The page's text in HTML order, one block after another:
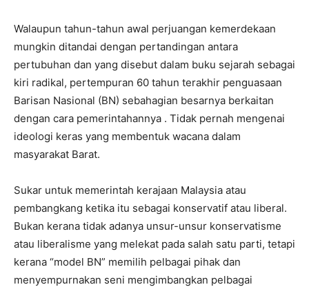
Walaupun tahun-tahun awal perjuangan kemerdekaan
mungkin ditandai dengan pertandingan antara
pertubuhan dan yang disebut dalam buku sejarah sebagai
kiri radikal, pertempuran 60 tahun terakhir penguasaan
Barisan Nasional (BN) sebahagian besarnya berkaitan
dengan cara pemerintahannya . Tidak pernah mengenai
ideologi keras yang membentuk wacana dalam
masyarakat Barat.
Sukar untuk memerintah kerajaan Malaysia atau
pembangkang ketika itu sebagai konservatif atau liberal.
Bukan kerana tidak adanya unsur-unsur konservatisme
atau liberalisme yang melekat pada salah satu parti, tetapi
kerana “model BN” memilih pelbagai pihak dan
menyempurnakan seni mengimbangkan pelbagai